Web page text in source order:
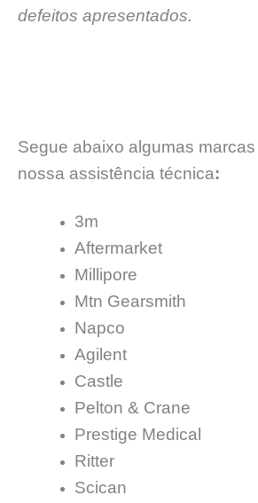
defeitos apresentados.
Segue abaixo algumas
nossa assistência técnica:
3m
Aftermarket
Millipore
Mtn Gearsmith
Napco
Agilent
Castle
Pelton & Crane
Prestige Medical
Ritter
Scican